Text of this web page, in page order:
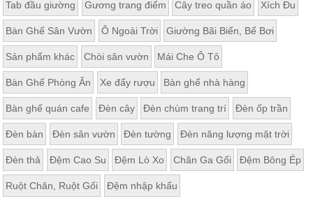
Tab đầu giường Gương trang điểm Cây treo quần áo Xích Đu
Bàn Ghế Sân Vườn Ô Ngoài Trời Giường Bãi Biển, Bể Bơi
Sản phẩm khác Chòi sân vườn Mái Che Ô Tô
Bàn Ghế Phòng Ăn Xe đẩy rượu Bàn ghế nhà hàng
Bàn ghế quán cafe Đèn cây Đèn chùm trang trí Đèn ốp trần
Đèn bàn Đèn sân vườn Đèn tường Đèn năng lượng mặt trời
Đèn thả Đệm Cao Su Đệm Lò Xo Chăn Ga Gối Đệm Bông Ép
Ruột Chăn, Ruột Gối Đệm nhập khẩu